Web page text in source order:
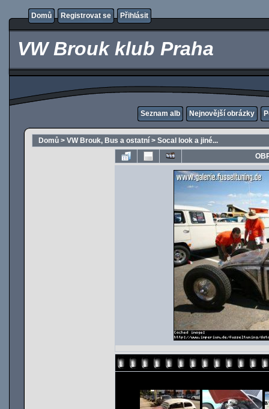
Domů Registrovat se Přihlásit
VW Brouk klub Praha
Seznam alb Nejnovější obrázky
Domů > VW Brouk, Bus a ostatní > Socal look a jiné...